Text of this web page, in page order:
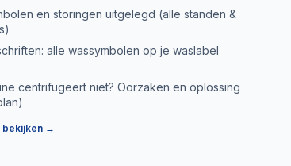
en storingen uitgelegd (alle standen &
alle wassymbolen op je waslabel
centrifugeert niet? Oorzaken en oplossing
bekijken →